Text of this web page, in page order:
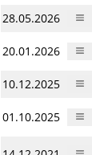
28.05.2026
20.01.2026
10.12.2025
01.10.2025